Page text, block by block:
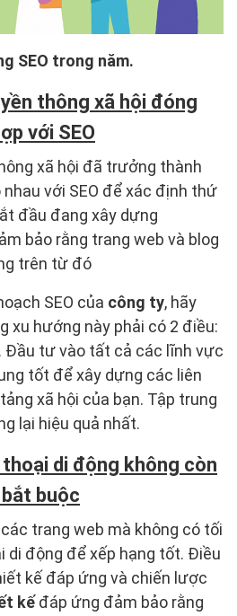
SEO trong năm.
thông xã hội đóng
với SEO
xã hội đã trưởng thành
với SEO để xác định thứ
đầu đang xây dựng
bảo rằng trang web và blog
trên từ đó
SEO của công ty, hãy
xu hướng này phải có 2 điều:
Đầu tư vào tất cả các lĩnh vực
tốt để xây dựng các liên
xã hội của bạn. Tập trung
lại hiệu quả nhất.
di động không còn
buộc
trang web mà không có tối
di động để xếp hạng tốt. Điều
kế đáp ứng và chiến lược
kế đáp ứng đảm bảo rằng